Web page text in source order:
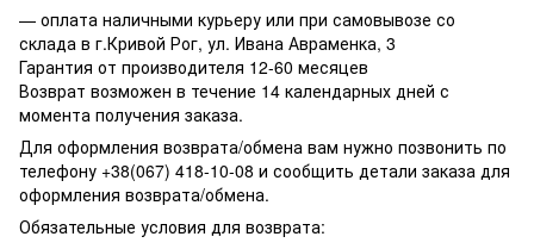
— оплата наличными курьеру или при самовывозе со
склада в г.Кривой Рог, ул. Ивана Авраменка, 3
Гарантия от производителя 12-60 месяцев
Возврат возможен в течение 14 календарных дней с
момента получения заказа.
Для оформления возврата/обмена вам нужно позвонить по
телефону +38(067) 418-10-08 и сообщить детали заказа для
оформления возврата/обмена.
Обязательные условия для возврата: